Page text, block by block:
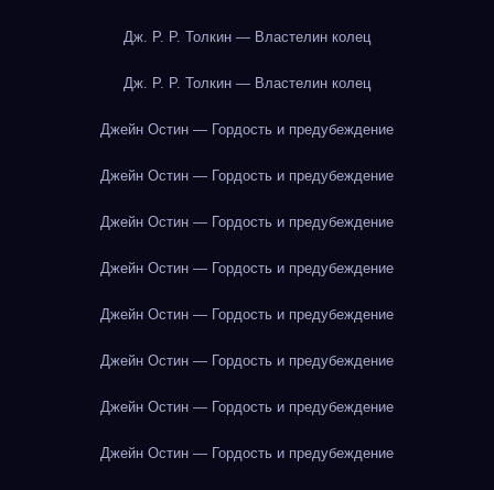
Дж. Р. Р. Толкин — Властелин колец
Дж. Р. Р. Толкин — Властелин колец
Джейн Остин — Гордость и предубеждение
Джейн Остин — Гордость и предубеждение
Джейн Остин — Гордость и предубеждение
Джейн Остин — Гордость и предубеждение
Джейн Остин — Гордость и предубеждение
Джейн Остин — Гордость и предубеждение
Джейн Остин — Гордость и предубеждение
Джейн Остин — Гордость и предубеждение